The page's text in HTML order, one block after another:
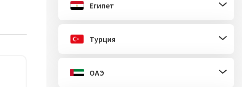
Египет
Турция
ОАЭ